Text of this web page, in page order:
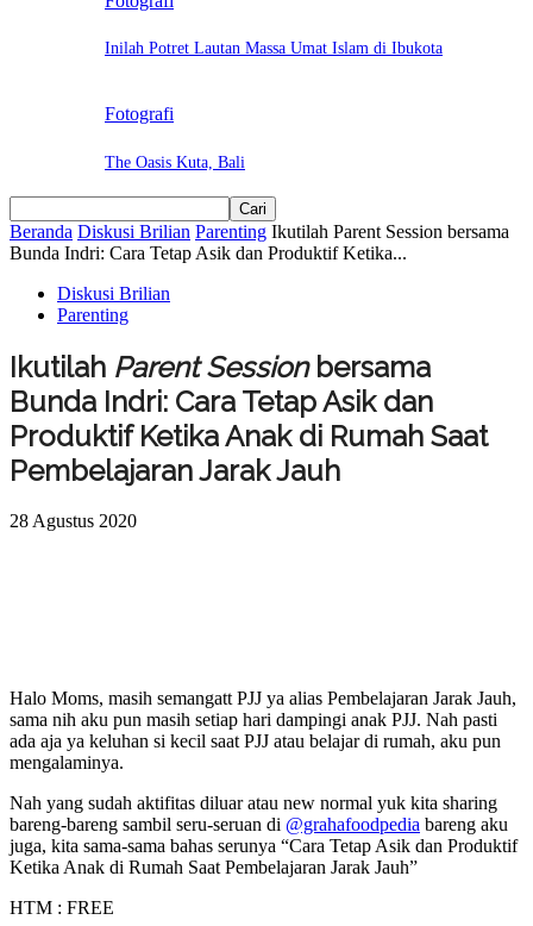
Inilah Potret Lautan Massa Umat Islam di Ibukota
Fotografi
The Oasis Kuta, Bali
Beranda Diskusi Brilian Parenting Ikutilah Parent Session bersama
Bunda Indri: Cara Tetap Asik dan Produktif Ketika...
Diskusi Brilian
Parenting
Ikutilah Parent Sessionbersama
Bunda Indri: Cara Tetap Asik dan
Produktif Ketika Anak di Rumah Saat
Pembelajaran Jarak Jauh
28 Agustus 2020
Halo Moms, masih semangatt PJJ ya alias Pembelajaran Jarak Jauh,
sama nih aku pun masih setiap hari dampingi anak PJJ. Nah pasti
ada aja ya keluhan si kecil saat PJJ atau belajar di rumah, aku pun
mengalaminya.
Nah yang sudah aktifitas diluar atau new normal yuk kita sharing
bareng-bareng sambil seru-seruan di @grahafoodpedia bareng aku
juga, kita sama-sama bahas serunya “Cara Tetap Asik dan Produktif
Ketika Anak di Rumah Saat Pembelajaran Jarak Jauh”
HTM : FREE